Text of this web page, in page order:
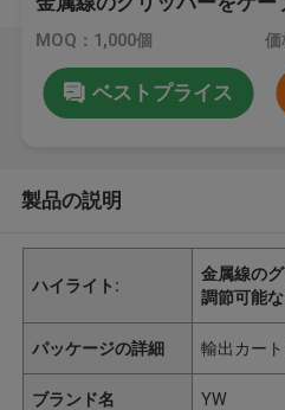
MOQ：1,000個 価
ベストプライス
製品の説明
ハイライト:
金属線の
調節可能
パッケージの詳細 輸出カー
ブランド名 YW